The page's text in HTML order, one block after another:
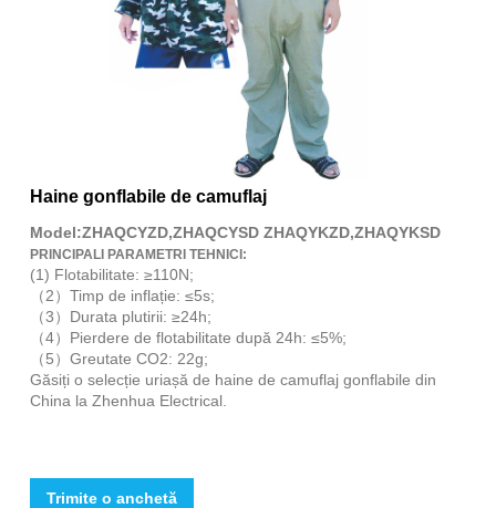
Haine gonflabile de camuflaj
Model:ZHAQCYZD,ZHAQCYSD ZHAQYKZD,ZHAQYKSD
PRINCIPALI PARAMETRI TEHNICI:
(1) Flotabilitate: ≥110N;
（2）Timp de inflație: ≤5s;
（3）Durata plutirii: ≥24h;
（4）Pierdere de flotabilitate după 24h: ≤5%;
（5）Greutate CO2: 22g;
Găsiți o selecție uriașă de haine de camuflaj gonflabile din
China la Zhenhua Electrical.
Trimite o anchetă